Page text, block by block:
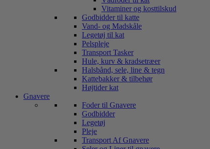
Vitaminer og kosttilskud
Godbidder til katte
Vand- og Madskåle
Legetøj til kat
Pelspleje
Transport Tasker
Hule, kurv & kradsetræer
Halsbånd, sele, line & tegn
Kattebakker & tilbehør
Højtider kat
Gnavere
Foder til Gnavere
Godbidder
Legetøj
Pleje
Transport Af Gnavere